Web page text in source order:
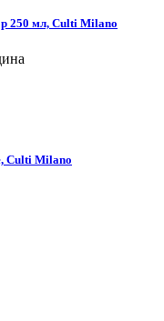
250 мл, Culti Milano
Culti Milano